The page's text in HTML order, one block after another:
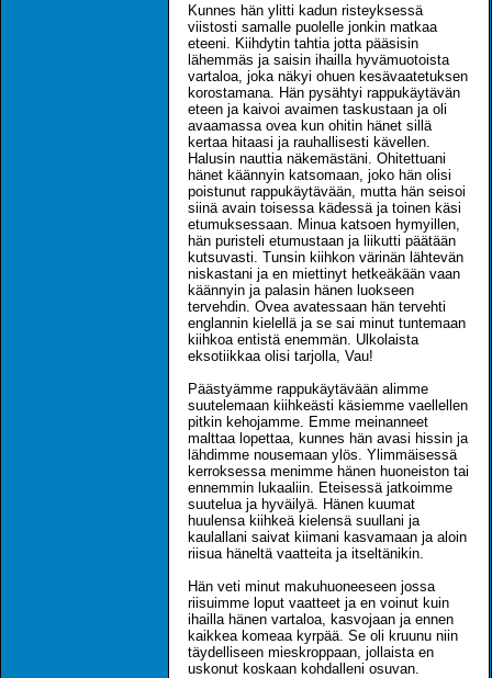
Kunnes hän ylitti kadun risteyksessä
viistosti samalle puolelle jonkin matkaa
eteeni. Kiihdytin tahtia jotta pääsisin
lähemmäs ja saisin ihailla hyvämuotoista
vartaloa, joka näkyi ohuen kesävaatetuksen
korostamana. Hän pysähtyi rappukäytävän
eteen ja kaivoi avaimen taskustaan ja oli
avaamassa ovea kun ohitin hänet sillä
kertaa hitaasi ja rauhallisesti kävellen.
Halusin nauttia näkemästäni. Ohitettuani
hänet käännyin katsomaan, joko hän olisi
poistunut rappukäytävään, mutta hän seisoi
siinä avain toisessa kädessä ja toinen käsi
etumuksessaan. Minua katsoen hymyillen,
hän puristeli etumustaan ja liikutti päätään
kutsuvasti. Tunsin kiihkon värinän lähtevän
niskastani ja en miettinyt hetkeäkään vaan
käännyin ja palasin hänen luokseen
tervehdin. Ovea avatessaan hän tervehti
englannin kielellä ja se sai minut tuntemaan
kiihkoa entistä enemmän. Ulkolaista
eksotiikkaa olisi tarjolla, Vau!
Päästyämme rappukäytävään alimme
suutelemaan kiihkeästi käsiemme vaellellen
pitkin kehojamme. Emme meinanneet
malttaa lopettaa, kunnes hän avasi hissin ja
lähdimme nousemaan ylös. Ylimmäisessä
kerroksessa menimme hänen huoneiston tai
ennemmin lukaaliin. Eteisessä jatkoimme
suutelua ja hyväilyä. Hänen kuumat
huulensa kiihkeä kielensä suullani ja
kaulallani saivat kiimani kasvamaan ja aloin
riisua häneltä vaatteita ja itseltänikin.
Hän veti minut makuhuoneeseen jossa
riisuimme loput vaatteet ja en voinut kuin
ihailla hänen vartaloa, kasvojaan ja ennen
kaikkea komeaa kyrpää. Se oli kruunu niin
täydelliseen mieskroppaan, jollaista en
uskonut koskaan kohdalleni osuvan.